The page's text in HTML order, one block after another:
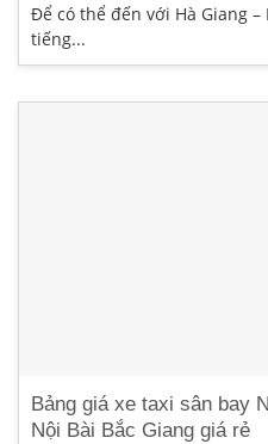
Để có thể đến với Hà Giang
tiếng...
Bảng giá xe taxi sân bay
Nội Bài Bắc Giang giá rẻ